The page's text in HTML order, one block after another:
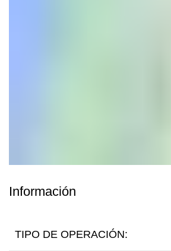
Información
TIPO DE OPERACIÓN: